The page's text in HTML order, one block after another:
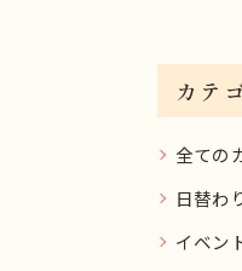
カテ
全ての
日替わ
イベン